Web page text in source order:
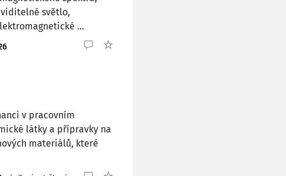
viditelné světlo,
...
v pracovním
látky a přípravky na
materiálů, které